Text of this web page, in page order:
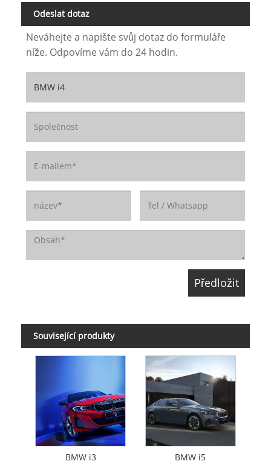
Odeslat dotaz
Neváhejte a napište svůj dotaz do formuláře
níže. Odpovíme vám do 24 hodin.
Související produkty
BMW i3 BMW i5